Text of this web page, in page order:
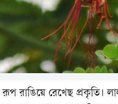
রাঙিয়ে রেখেছ প্রকৃতি।